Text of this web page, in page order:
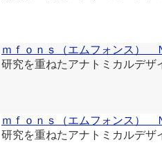
ｍｆｏｎｓ（エムフォンス）
研究を重ねたアナトミカルデザ
ｍｆｏｎｓ（エムフォンス）
研究を重ねたアナトミカルデザ